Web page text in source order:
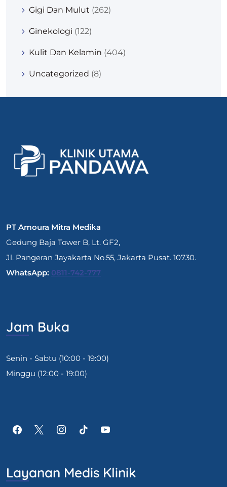
Gigi Dan Mulut (262)
Ginekologi (122)
Kulit Dan Kelamin (404)
Uncategorized (8)
PT Amoura Mitra Medika
Gedung Baja Tower B, Lt. GF2,
Jl. Pangeran Jayakarta No.55, Jakarta Pusat. 10730.
WhatsApp: 0811-742-777
Jam Buka
Senin - Sabtu (10:00 - 19:00)
Minggu (12:00 - 19:00)
Layanan Medis Klinik